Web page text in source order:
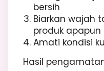
bersih
Biarkan wajah
produk
Amati kondisi
Hasil